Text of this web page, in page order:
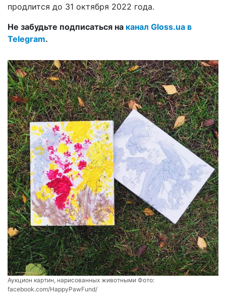
продлится до 31 октября 2022 года.
Не забудьте подписаться на канал Gloss.ua в
Telegram.
Аукцион картин, нарисованных животными Фото:
facebook.com/HappyPawFund/